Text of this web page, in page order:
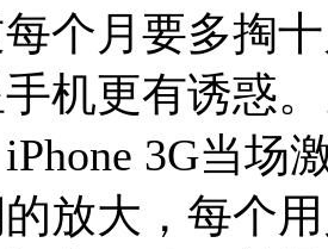
个月要多掏
机更有诱惑
3G当场
放大，每个